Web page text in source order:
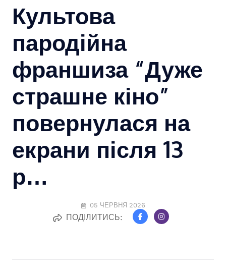
Культова
пародійна
франшиза “Дуже
страшне кіно”
повернулася на
екрани після 13
р…
05 ЧЕРВНЯ 2026
ПОДІЛИТИСЬ: